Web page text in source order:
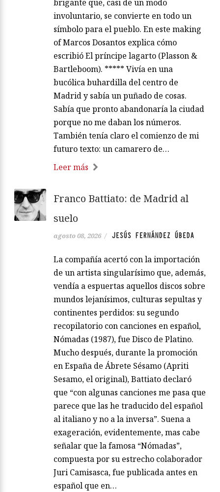
brigante que, casi de un modo
involuntario, se convierte en todo un
símbolo para el pueblo. En este making
of Marcos Dosantos explica cómo
escribió El príncipe lagarto (Plasson &
Bartleboom). ***** Vivía en una
bucólica buhardilla del centro de
Madrid y sabía un puñado de cosas.
Sabía que pronto abandonaría la ciudad
porque no me daban los números.
También tenía claro el comienzo de mi
futuro texto: un camarero de…
Leer más
Franco Battiato: de Madrid al
suelo
agosto 08, 2026 / JESÚS FERNÁNDEZ ÚBEDA
La compañía acertó con la importación
de un artista singularísimo que, además,
vendía a espuertas aquellos discos sobre
mundos lejanísimos, culturas sepultas y
continentes perdidos: su segundo
recopilatorio con canciones en español,
Nómadas (1987), fue Disco de Platino.
Mucho después, durante la promoción
en España de Ábrete Sésamo (Apriti
Sesamo, el original), Battiato declaró
que “con algunas canciones me pasa que
parece que las he traducido del español
al italiano y no a la inversa”. Suena a
exageración, evidentemente, mas cabe
señalar que la famosa “Nómadas”,
compuesta por su estrecho colaborador
Juri Camisasca, fue publicada antes en
español que en…